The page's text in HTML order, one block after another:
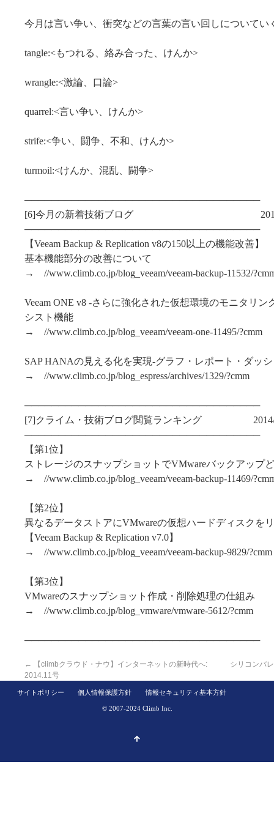
今月は言い争い、衝突などの言葉の言い回しについてい
tangle:<もつれる、絡み合った、けんか>
wrangle:<激論、口論>
quarrel:<言い争い、けんか>
strife:<争い、闘争、不和、けんか>
turmoil:<けんか、混乱、闘争>
───────────────────────────────────
[6]今月の新着技術ブログ 2014/11/1
───────────────────────────────────
【Veeam Backup & Replication v8の150以上の機能改善】
基本機能部分の改善について
→ //www.climb.co.jp/blog_veeam/veeam-backup-11532/
Veeam ONE v8 -さらに強化された仮想環境のモニタリン
シスト機能
→ //www.climb.co.jp/blog_veeam/veeam-one-11495/?cmm
SAP HANAの見える化を実現-グラフ・レポート・ダッ
→ //www.climb.co.jp/blog_espress/archives/1329/?cmm
───────────────────────────────────
[7]クライム・技術ブログ閲覧ランキング 2014/
───────────────────────────────────
【第1位】
ストレージのスナップショットでVMwareバックアップ
→ //www.climb.co.jp/blog_veeam/veeam-backup-11469/
【第2位】
異なるデータストアにVMwareの仮想ハードディスクを
【Veeam Backup & Replication v7.0】
→ //www.climb.co.jp/blog_veeam/veeam-backup-9829/?cmm
【第3位】
VMwareのスナップショット作成・削除処理の仕組み
→ //www.climb.co.jp/blog_vmware/vmware-5612/?cmm
───────────────────────────────────
←
【climbクラウド・ナウ】インターネットの新時代へ:
2014.11号
シリコンバ
サイトポリシー 個人情報保護方針 情報セキュリティ基本方針
© 2007-2024 Climb Inc.